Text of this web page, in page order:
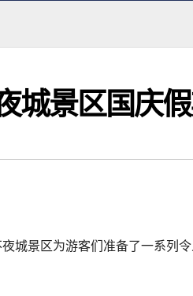
城景区国庆
城景区为游客们准备了一系列